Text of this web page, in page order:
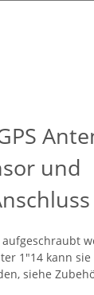
und
1"14 kann
siehe